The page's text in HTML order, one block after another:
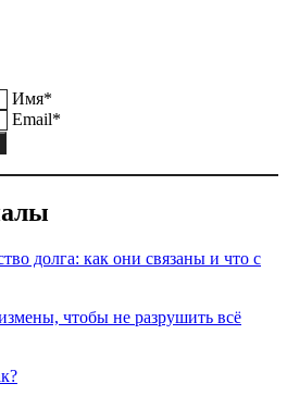
Имя*
Email*
долга: как они связаны и что с
чтобы не разрушить всё